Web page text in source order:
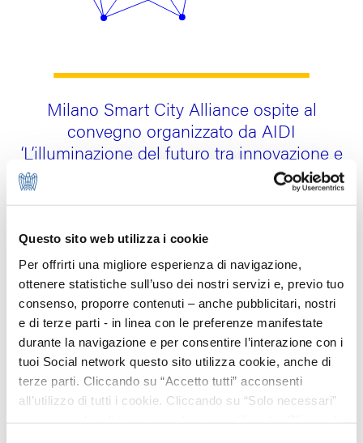
Questo sito web utilizza i cookie
Per offrirti una migliore esperienza di navigazione,
ottenere statistiche sull’uso dei nostri servizi e, previo tuo
consenso, proporre contenuti – anche pubblicitari, nostri
e di terze parti - in linea con le preferenze manifestate
durante la navigazione e per consentire l’interazione con i
tuoi Social network questo sito utilizza cookie, anche di
terze parti. Cliccando su “Accetto tutti” acconsenti
all’utilizzo di tutti i cookie. Cliccando su “Solo necessari”
Milano Smart City Alliance ospite al
convegno organizzato da AIDI
‘L’illuminazione del futuro tra innovazione e
sostenibilità’ per parlare di inclusione,
innovazione e sostenibilità nei progetti di
16/05/2023
Martedì 16 maggio, nella cornice di Palazzo degli Affari di
Firenze è stato ospitato il convegno'L'illuminazione del
futuro tra innovazione e sostenibilità’
AIDI, Associazione Italiana di Illuminazione
L’ Associazione dal 1959
volge un’azione di divulgazione